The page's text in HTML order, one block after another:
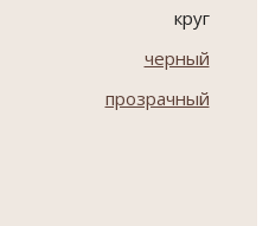
круг
черный
прозрачный